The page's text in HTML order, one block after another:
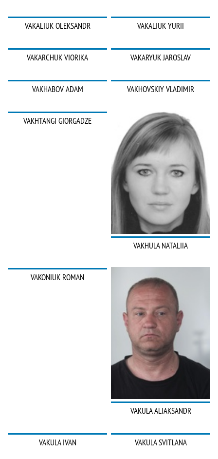
VAKALIUK OLEKSANDR VAKALIUK YURII
VAKARCHUK VIORIKA VAKARYUK JAROSLAV
VAKHABOV ADAM VAKHOVSKIY VLADIMIR
VAKHTANGI GIORGADZE
VAKHULA NATALIIA
VAKONIUK ROMAN
VAKULA ALIAKSANDR
VAKULA IVAN VAKULA SVITLANA